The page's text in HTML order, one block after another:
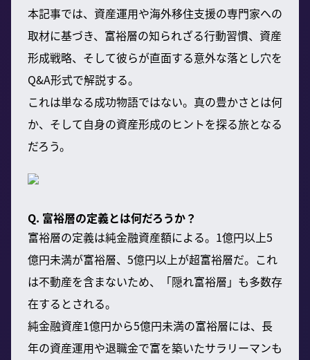
本記事では、資産運用や海外移住支援の専門家への
取材に基づき、富裕層の知られざる行動習慣、資産
形成戦略、そして彼らが直面する意外な落とし穴を
Q&A形式で解説する。
これは単なる成功物語ではない。真の豊かさとは何
か、そして自身の資産形成のヒントを探る旅となる
だろう。
Q. 富裕層の定義とは何だろうか？
富裕層の定義は純金融資産額による。1億円以上5
億円未満が富裕層、5億円以上が超富裕層だ。これ
は不動産を含まないため、「隠れ富裕層」も多数存
在するとされる。
純金融資産1億円から5億円未満の富裕層には、長
年の資産運用や退職金で富を築いたサラリーマンも